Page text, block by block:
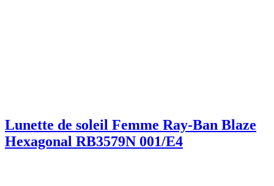
Lunette de soleil Femme Ray-Ban Blaze
Hexagonal RB3579N 001/E4